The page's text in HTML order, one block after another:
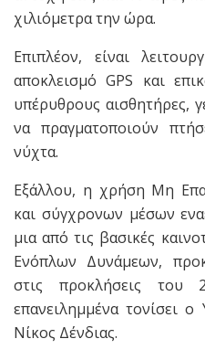
χιλιόμετρα την ώρα.
Επιπλέον, είναι
αποκλεισμό GPS και
υπέρυθρους αισθητήρες,
να πραγματοποιούν
νύχτα.
Εξάλλου, η χρήση Μη
και σύγχρονων μέσων
μια από τις βασικές
Ενόπλων Δυνάμεων,
στις προκλήσεις του
επανειλημμένα τονίσει
Νίκος Δένδιας.